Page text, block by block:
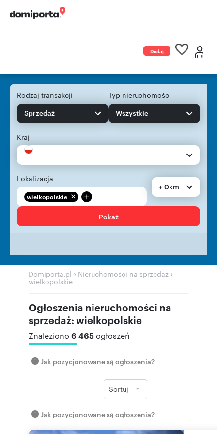
Dodaj
Rodzaj transakcji
Sprzedaż
Typ nieruchomości
Wszystkie
Kraj
Lokalizacja
wielkopolskie +
+ 0km
Pokaż
Domiporta.pl › Nieruchomości na sprzedaż ›
wielkopolskie
Ogłoszenia nieruchomości na
sprzedaż: wielkopolskie
Znaleziono 6 465ogłoszeń
Jak pozycjonowane są ogłoszenia?
Sortuj
Jak pozycjonowane są ogłoszenia?